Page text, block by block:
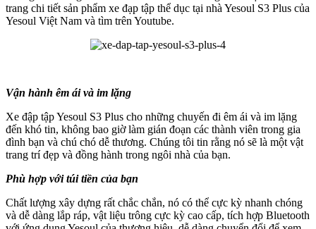
trang chi tiết sản phẩm xe đạp tập thể dục tại nhà Yesoul S3 Plus của
Yesoul Việt Nam và tìm trên Youtube.
Vận hành êm ái và im lặng
Xe đập tập Yesoul S3 Plus cho những chuyến đi êm ái và im lặng
đến khó tin, không bao giờ làm gián đoạn các thành viên trong gia
đình bạn và chú chó dễ thương. Chúng tôi tin rằng nó sẽ là một vật
trang trí đẹp và đồng hành trong ngôi nhà của bạn.
Phù hợp với túi tiền của bạn
Chất lượng xây dựng rất chắc chắn, nó có thể cực kỳ nhanh chóng
và dễ dàng lắp ráp, vật liệu trông cực kỳ cao cấp, tích hợp Bluetooth